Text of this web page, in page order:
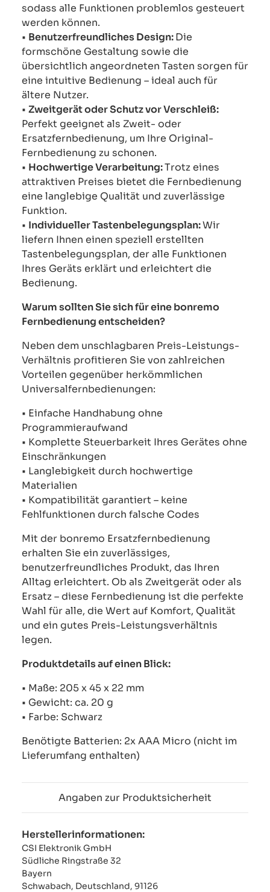
sodass alle Funktionen problemlos gesteuert
werden können.
• Benutzerfreundliches Design:Die
formschöne Gestaltung sowie die
übersichtlich angeordneten Tasten sorgen für
eine intuitive Bedienung – ideal auch für
ältere Nutzer.
• Zweitgerät oder Schutz vor Verschleiß:
Perfekt geeignet als Zweit- oder
Ersatzfernbedienung, um Ihre Original-
Fernbedienung zu schonen.
• Hochwertige Verarbeitung:Trotz eines
attraktiven Preises bietet die Fernbedienung
eine langlebige Qualität und zuverlässige
Funktion.
• Individueller Tastenbelegungsplan:Wir
liefern Ihnen einen speziell erstellten
Tastenbelegungsplan, der alle Funktionen
Ihres Geräts erklärt und erleichtert die
Bedienung.
Warum sollten Sie sich für eine bonremo
Fernbedienung entscheiden?
Neben dem unschlagbaren Preis-Leistungs-
Verhältnis profitieren Sie von zahlreichen
Vorteilen gegenüber herkömmlichen
Universalfernbedienungen:
• Einfache Handhabung ohne
Programmieraufwand
• Komplette Steuerbarkeit Ihres Gerätes ohne
Einschränkungen
• Langlebigkeit durch hochwertige
Materialien
• Kompatibilität garantiert – keine
Fehlfunktionen durch falsche Codes
Mit der bonremo Ersatzfernbedienung
erhalten Sie ein zuverlässiges,
benutzerfreundliches Produkt, das Ihren
Alltag erleichtert. Ob als Zweitgerät oder als
Ersatz – diese Fernbedienung ist die perfekte
Wahl für alle, die Wert auf Komfort, Qualität
und ein gutes Preis-Leistungsverhältnis
legen.
Produktdetails auf einen Blick:
• Maße: 205 x 45 x 22 mm
• Gewicht: ca. 20 g
• Farbe: Schwarz
Benötigte Batterien: 2x AAA Micro (nicht im
Lieferumfang enthalten)
Angaben zur Produktsicherheit
Herstellerinformationen:
CSI Elektronik GmbH
Südliche Ringstraße 32
Bayern
Schwabach, Deutschland, 91126